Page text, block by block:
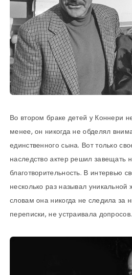
Во втором браке детей у Коннери
менее, он никогда не обделял
единственного сына. Вот только
наследство актер решил завещать
благотворительность. В интервью
несколько раз называл
словам она никогда не следила за
переписки, не устраивала допросов.